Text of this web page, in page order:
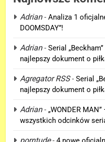
Adrian- Analiza 1
DOOMSDAY”!
Adrian- Serial
najlepszy dokument o
Agregator RSS- Serial
najlepszy dokument o
Adrian- „WONDER
wszystkich odcinków
Kit
„X-
NEWSY
6
Tom